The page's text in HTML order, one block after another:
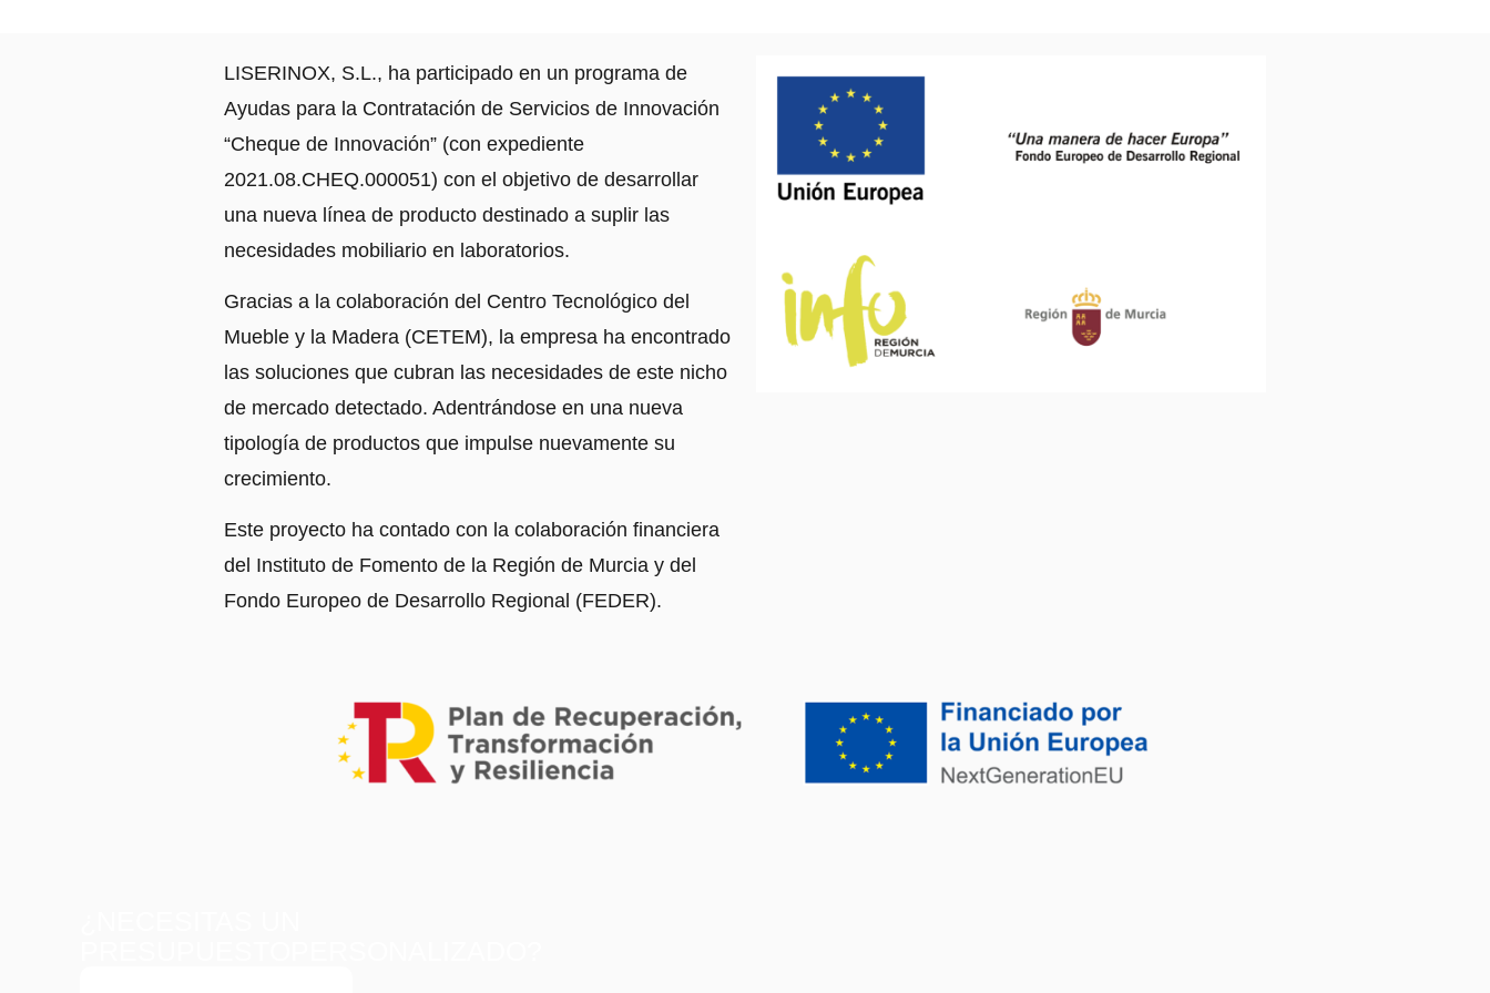
LISERINOX, S.L., ha participado en un programa de
Ayudas para la Contratación de Servicios de Innovación
“Cheque de Innovación” (con expediente
2021.08.CHEQ.000051) con el objetivo de desarrollar
una nueva línea de producto destinado a suplir las
necesidades mobiliario en laboratorios.
Gracias a la colaboración del Centro Tecnológico del
Mueble y la Madera (CETEM), la empresa ha encontrado
las soluciones que cubran las necesidades de este nicho
de mercado detectado. Adentrándose en una nueva
tipología de productos que impulse nuevamente su
crecimiento.
Este proyecto ha contado con la colaboración financiera
del Instituto de Fomento de la Región de Murcia y del
Fondo Europeo de Desarrollo Regional (FEDER).